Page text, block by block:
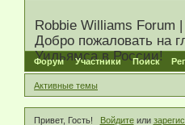
Robbie Williams Forum
Добро пожаловать на
Уильямса в России!
Форум Участники Поиск
Активные темы
Привет, Гость! Войдитеили